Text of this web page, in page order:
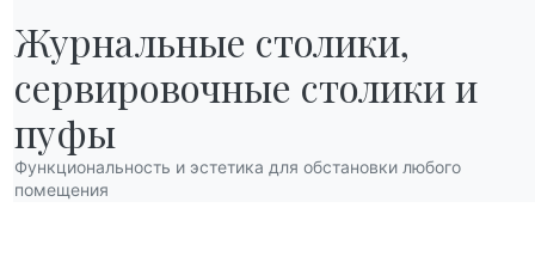
НАШ МИР
О нас
Благодарности
Дизайнеры
Журнальные столики,
сервировочные столики и
пуфы
Функциональность и эстетика для обстановки любого
помещения